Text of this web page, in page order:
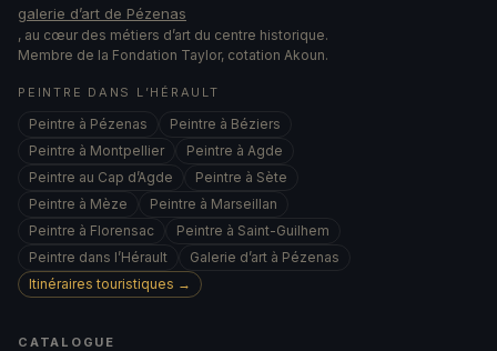
galerie d’art de Pézenas
, au cœur des métiers d’art du centre historique.
Membre de la Fondation Taylor, cotation Akoun.
PEINTRE DANS L’HÉRAULT
Peintre à Pézenas
Peintre à Béziers
Peintre à Montpellier
Peintre à Agde
Peintre au Cap d’Agde
Peintre à Sète
Peintre à Mèze
Peintre à Marseillan
Peintre à Florensac
Peintre à Saint-Guilhem
Peintre dans l’Hérault
Galerie d’art à Pézenas
Itinéraires touristiques →
CATALOGUE